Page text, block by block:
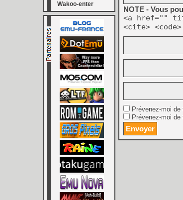
Wakoo-enter
NOTE - Vous
<a href=""
<cite>
Prévenez-moi
Prévenez-moi